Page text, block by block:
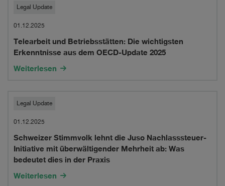
scheme
with
various
banks
die
Individualbesteuerung
an:
Was
dies
in
der
Praxis?
Telearbeit
und
Betriebsstätten:
Die
Erkenntnisse
aus
dem
OECD-
Update
Legal Update
01.12.2025
Telearbeit und Betriebsstätten: Die wichtigsten
Erkenntnisse aus dem OECD-Update 2025
Weiterlesen
Schweizer
Stimmvolk
lehnt
die
Juso
Legal Update
01.12.2025
Schweizer Stimmvolk lehnt die Juso Nachlasssteuer-
Initiative mit überwältigender Mehrheit ab: Was
bedeutet dies in der Praxis
Weiterlesen